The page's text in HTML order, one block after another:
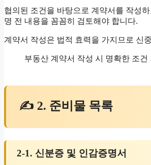
협의된 조건을 바탕으로 계약서를 작성
명 전 내용을 꼼꼼히 검토해야 합니다.
계약서 작성은 법적 효력을 가지므로 신
부동산 계약서 작성 시 명확한 조
✍ 2. 준비물 목록
2-1. 신분증 및 인감증명서